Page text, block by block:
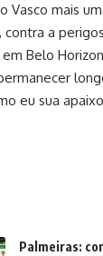
Vasco mais
contra a
Belo
eu sua
Palmeiras: